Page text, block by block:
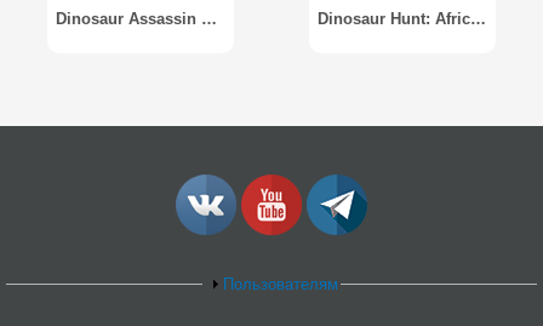
Dinosaur Assassin Pro Dinosaur Hunt: Africa Contract
Пользователям